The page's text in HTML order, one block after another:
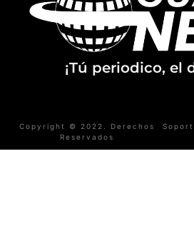
¡Tú periodico, el
Copyright © 2022. Derechos
Reservados